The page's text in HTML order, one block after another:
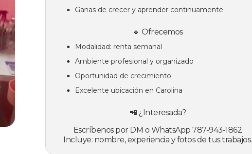
Ganas de crecer y aprender continuamente
🔹 Ofrecemos
Modalidad: renta semanal
Ambiente profesional y organizado
Oportunidad de crecimiento
Excelente ubicación en Carolina
📲 ¿Interesada?
Escríbenos por DM o WhatsApp 787-943-1862
Incluye: nombre, experiencia y fotos de tus trabajos.